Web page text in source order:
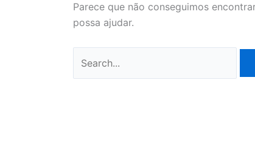
Parece que não conseguimos
possa ajudar.
por: